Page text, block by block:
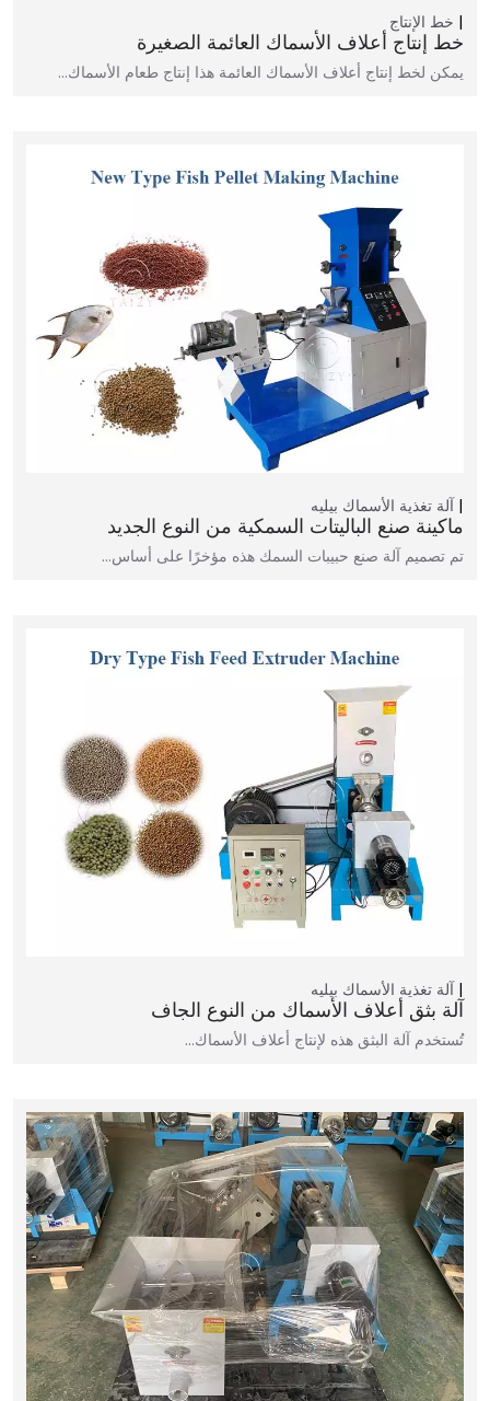
خط الإنتاج
خط إنتاج أعلاف الأسماك العائمة الصغيرة
يمكن لخط إنتاج أعلاف الأسماك العائمة هذا إنتاج طعام الأسماك…
آلة تغذية الأسماك بيليه
ماكينة صنع الباليتات السمكية من النوع الجديد
تم تصميم آلة صنع حبيبات السمك هذه مؤخرًا على أساس…
آلة تغذية الأسماك بيليه
آلة بثق أعلاف الأسماك من النوع الجاف
تُستخدم آلة البثق هذه لإنتاج أعلاف الأسماك…